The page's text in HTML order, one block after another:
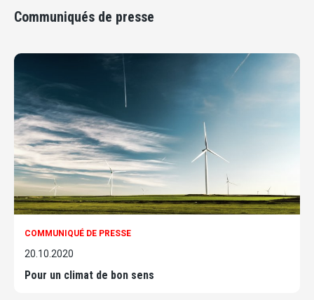
Communiqués de presse
COMMUNIQUÉ DE PRESSE
20.10.2020
Pour un climat de bon sens